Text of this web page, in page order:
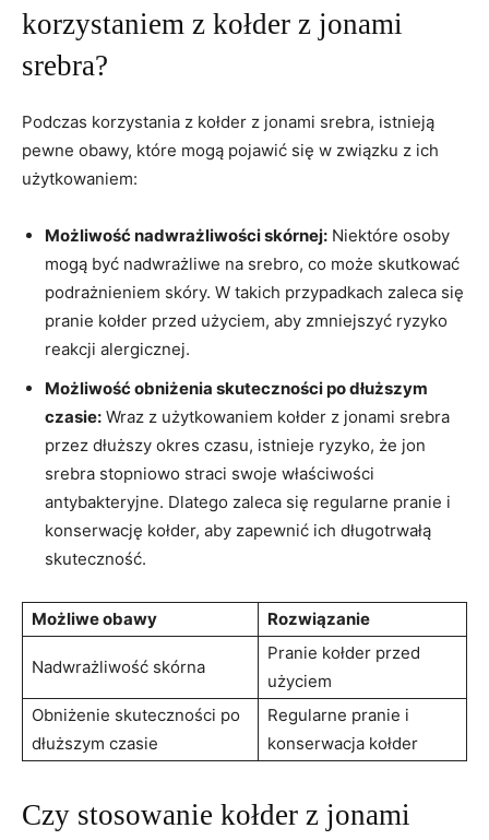
korzystaniem z kołder z jonami
srebra?
Podczas korzystania ⁢z kołder z jonami srebra,⁤ istnieją
pewne obawy, które⁤ mogą pojawić się w ‌związku z ich
‍użytkowaniem:
Możliwość nadwrażliwości skórnej: Niektóre osoby
mogą być​ nadwrażliwe na ‍srebro, co może ‍skutkować
podrażnieniem ‌skóry. W takich przypadkach⁢ zaleca się
pranie kołder‍ przed użyciem, aby zmniejszyć ryzyko
reakcji alergicznej.
Możliwość obniżenia ‌skuteczności po dłuższym
czasie: Wraz z użytkowaniem kołder z jonami srebra
przez dłuższy okres czasu, istnieje ryzyko, że jon
‍srebra stopniowo straci swoje właściwości
antybakteryjne. Dlatego⁤ zaleca się regularne pranie i
konserwację kołder, aby zapewnić ich‌ długotrwałą
skuteczność.
Możliwe obawy Rozwiązanie
Nadwrażliwość skórna
Pranie kołder‍ przed
użyciem
Obniżenie skuteczności po
dłuższym ‌czasie
Regularne pranie i
konserwacja kołder
Czy stosowanie kołder z jonami